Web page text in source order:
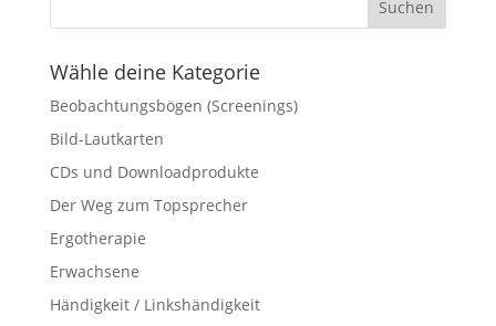
Wähle deine Kategorie
Beobachtungsbögen (Screenings)
Bild-Lautkarten
CDs und Downloadprodukte
Der Weg zum Topsprecher
Ergotherapie
Erwachsene
Händigkeit / Linkshändigkeit